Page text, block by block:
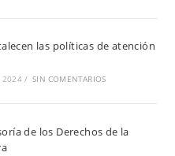
las políticas de atención
2024 / SIN COMENTARIOS
de los Derechos de la